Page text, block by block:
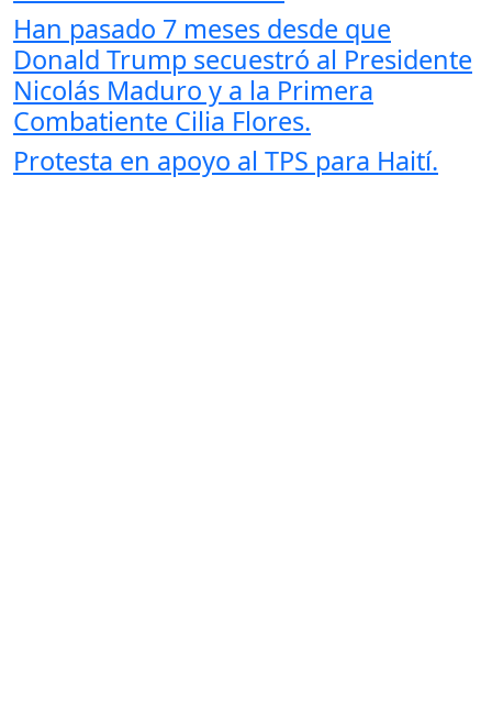
Han pasado 7 meses desde que
Donald Trump secuestró al Presidente
Nicolás Maduro y a la Primera
Combatiente Cilia Flores.
Protesta en apoyo al TPS para Haití.